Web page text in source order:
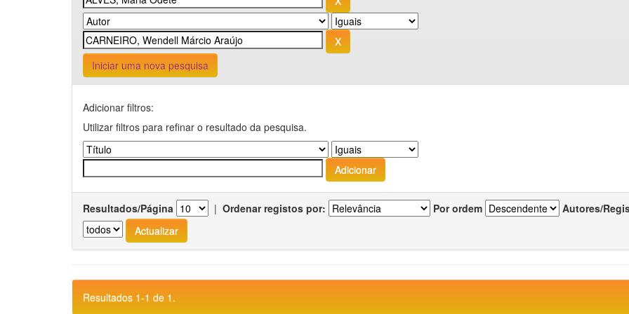
Iniciar uma nova pesquisa
Adicionar filtros:
Utilizar filtros para refinar o resultado da pesquisa.
Resultados/Página | Ordenar registos por: Por ordem Autores/
Resultados 1-1 de 1.